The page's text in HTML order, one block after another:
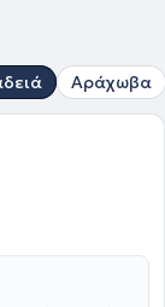
Αράχωβα